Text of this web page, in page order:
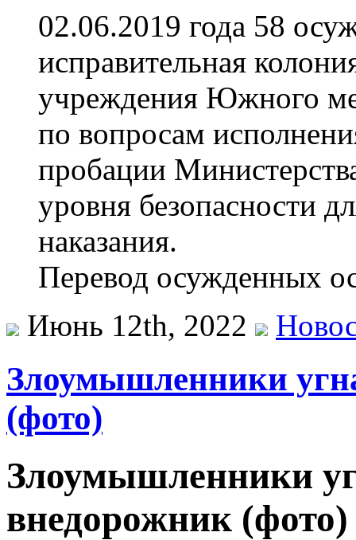
02.06.2019 года 58
исправительная
учреждения Южного
по вопросам
пробации
уровня безопасности
наказания.
Перевод осужденных
Июнь 12th, 2022
Злоумышленники
(фото)
Злоумышленники
внедорожник (фото)